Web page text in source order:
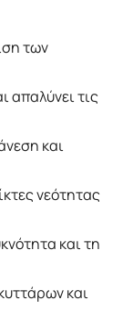
των
απαλύνει τις
και
νεότητας
και τη
και